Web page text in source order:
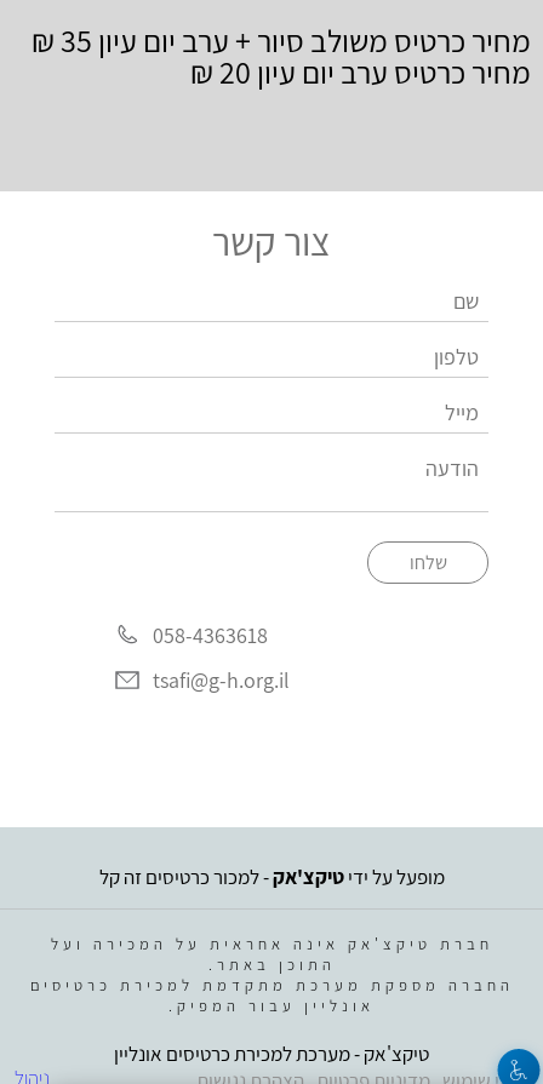
מחיר כרטיס משולב סיור + ערב יום עיון 35 ₪
מחיר כרטיס ערב יום עיון 20 ₪
צור קשר
שלחו
058-4363618
tsafi@g-h.org.il
מופעל על ידיטיקצ'אק- למכור כרטיסים זה קל
חברת טיקצ'אק אינה אחראית על המכירה ועל
התוכן באתר.
החברה מספקת מערכת מתקדמת למכירת כרטיסים
אונליין עבור המפיק.
ניהול
טיקצ'אק - מערכת למכירת כרטיסים אונליין